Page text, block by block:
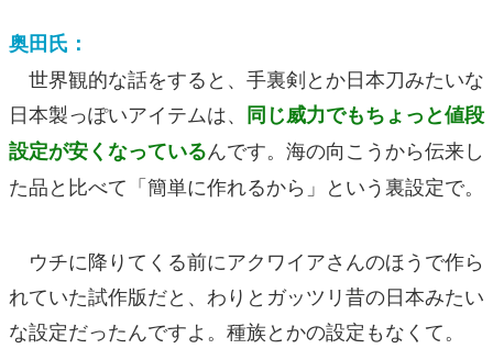
奥田氏：
世界観的な話をすると、手裏剣とか日本刀みたいな
日本製っぽいアイテムは、 同じ威力でもちょっと値段
設定が安くなっているんです。海の向こうから伝来し
た品と比べて「簡単に作れるから」という裏設定で。
ウチに降りてくる前にアクワイアさんのほうで作ら
れていた試作版だと、わりとガッツリ昔の日本みたい
な設定だったんですよ。種族とかの設定もなくて。